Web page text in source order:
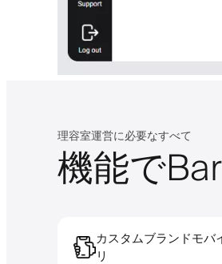
理容室運営に必要なすべて
機能で
カスタムブランドモバ
リ